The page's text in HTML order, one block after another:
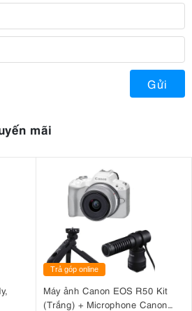
Gửi
mãi
Trả góp online
Máy ảnh Canon EOS R50 Kit
(Trắng) + Microphone Canon